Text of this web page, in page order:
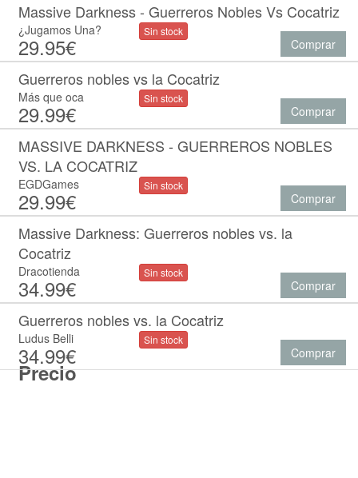
Precio
Massive Darkness - Guerreros Nobles Vs Cocatriz
¿Jugamos Una?
29.95€
Sin stock
Comprar
Guerreros nobles vs la Cocatriz
Más que oca
29.99€
Sin stock
Comprar
MASSIVE DARKNESS - GUERREROS NOBLES
VS. LA COCATRIZ
EGDGames
29.99€
Sin stock
Comprar
Massive Darkness: Guerreros nobles vs. la
Cocatriz
Dracotienda
34.99€
Sin stock
Comprar
Guerreros nobles vs. la Cocatriz
Ludus Belli
34.99€
Sin stock
Comprar